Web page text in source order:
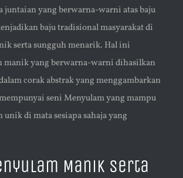
juntaian yang berwarna-warni atas baju
baju tradisional masyarakat di
serta sungguh menarik. Hal ini
manik yang berwarna-warni dihasilkan
corak abstrak yang menggambarkan
seni Menyulam yang mampu
unik di mata sesiapa sahaja yang
Manik serta